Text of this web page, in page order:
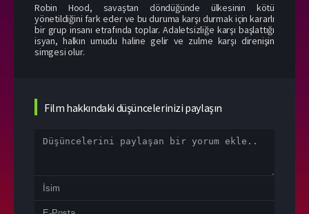
Robin Hood, savaştan döndüğünde ülkesinin kötü
yönetildiğini fark eder ve bu duruma karşı durmak için kararlı
bir grup insanı etrafında toplar. Adaletsizliğe karşı başlattığı
isyan, halkın umudu haline gelir ve zulme karşı direnişin
simgesi olur.
Film hakkındaki düşüncelerinizi paylaşın